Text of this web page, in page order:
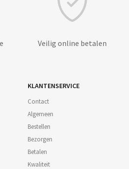
Veilig online betalen
KLANTENSERVICE
Contact
Algemeen
Bestellen
Bezorgen
Betalen
Kwaliteit